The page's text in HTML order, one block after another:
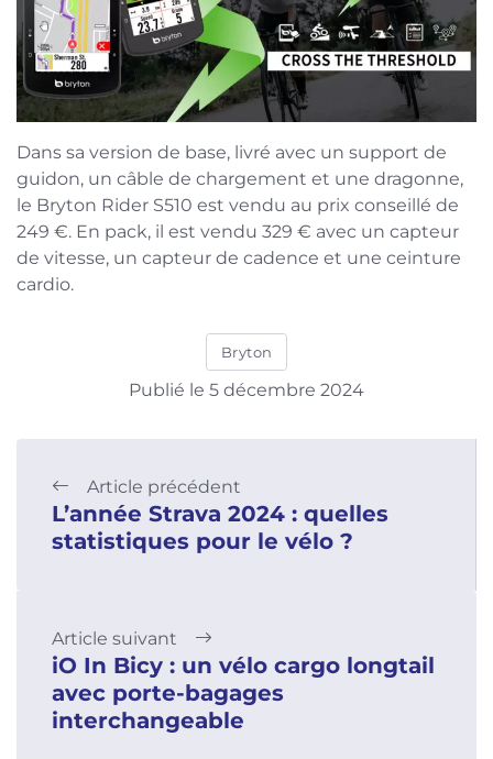
Dans sa version de base, livré avec un support de
guidon, un câble de chargement et une dragonne,
le Bryton Rider S510 est vendu au prix conseillé de
249 €. En pack, il est vendu 329 € avec un capteur
de vitesse, un capteur de cadence et une ceinture
cardio.
Bryton
Publié le 5 décembre 2024
Article précédent
L’année Strava 2024 : quelles
statistiques pour le vélo ?
Article suivant
iO In Bicy : un vélo cargo longtail
avec porte-bagages
interchangeable